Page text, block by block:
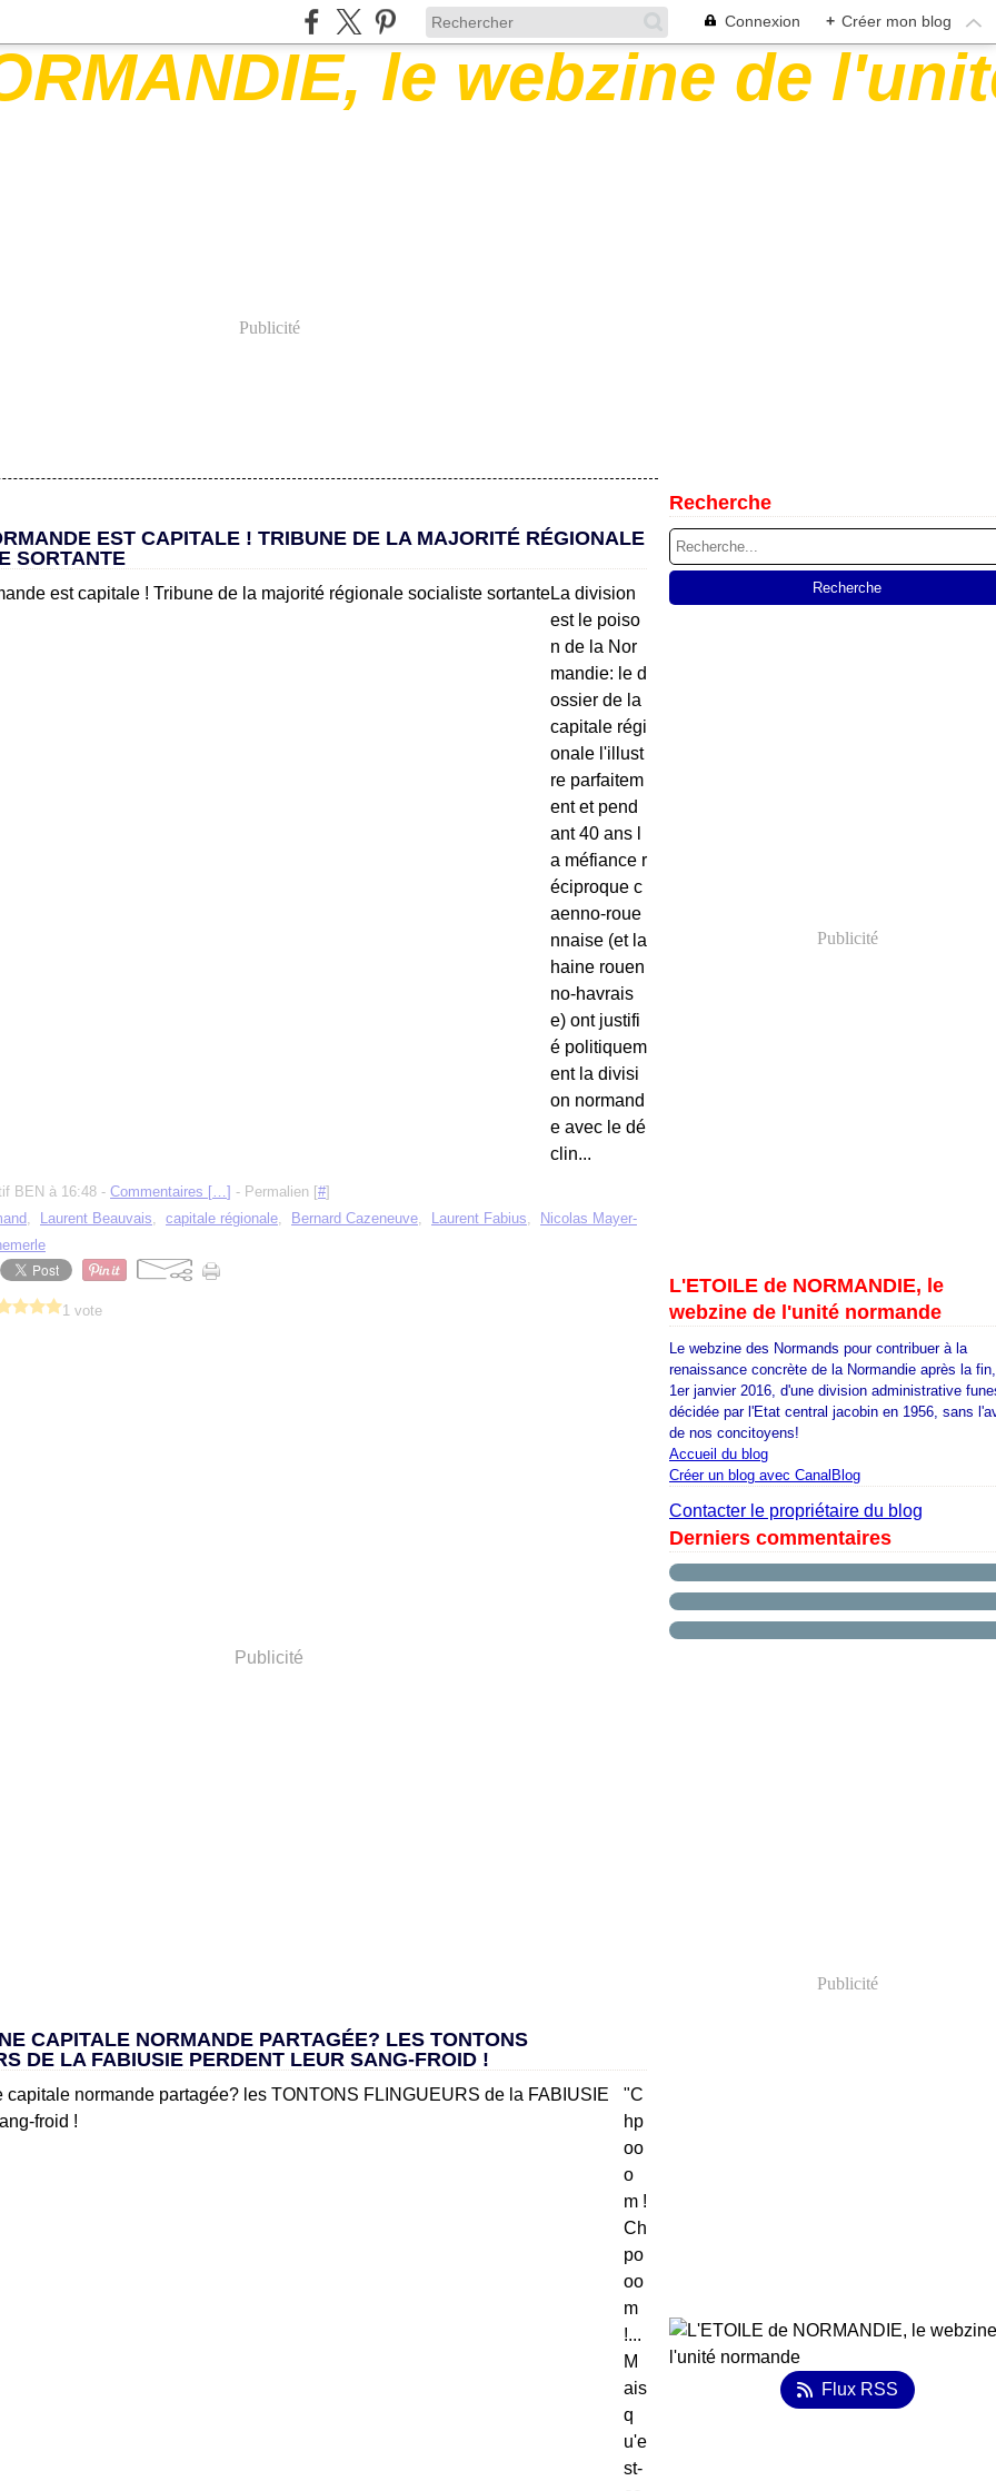
Connexion + Créer mon blog
Publicité
EST CAPITALE ! TRIBUNE DE LA MAJORITÉ RÉGIONALE
SORTANTE
La division
est le poiso
n de la Nor
mandie: le d
ossier de la
capitale régi
onale l'illust
re parfaitem
ent et pend
ant 40 ans l
a méfiance r
éciproque c
aenno-roue
nnaise (et la
haine rouen
no-havrais
e) ont justifi
é politiquem
ent la divisi
on normand
e avec le dé
clin...
BEN à 16:48 - Commentaires […] - Permalien [#]
, Laurent Beauvais, capitale régionale, Bernard Cazeneuve, Laurent Fabius,
Nicolas Mayer-
1 vote
Publicité
CAPITALE NORMANDE PARTAGÉE? LES TONTONS
DE LA FABIUSIE PERDENT LEUR SANG-FROID !
"C
hp
oo
o
m !
Ch
po
oo
m
!...
M
ais
q
u'e
st-
Recherche
Publicité
L'ETOILE de NORMANDIE, le
webzine de l'unité normande
Le webzine des Normands pour contribuer à la
renaissance concrète de la Normandie après la
1er janvier 2016, d'une division administrative
décidée par l'Etat central jacobin en 1956, sans
de nos concitoyens!
Accueil du blog
Créer un blog avec CanalBlog
Contacter le propriétaire du blog
Derniers commentaires
Publicité
Flux RSS